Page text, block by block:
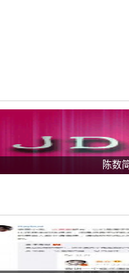
持使用黛莱美面膜
陈数